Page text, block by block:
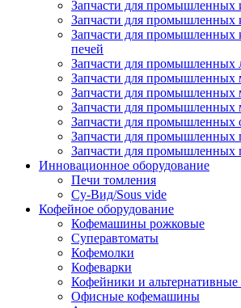
Запчасти для
Запчасти для промышленных
Запчасти для промышленных
печей
Запчасти для промышленных
Запчасти для промышленных
Запчасти для промышленных
Запчасти для промышленных
Запчасти для промышленных
Запчасти для промышленных
Запчасти для промышленных
Инновационное оборудование
Печи томления
Су-Вид/Sous vide
Кофейное оборудование
Кофемашины рожковые
Суперавтоматы
Кофемолки
Кофеварки
Кофейники и альтернативные
Офисные кофемашины